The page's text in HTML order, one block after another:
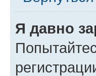
Я давно